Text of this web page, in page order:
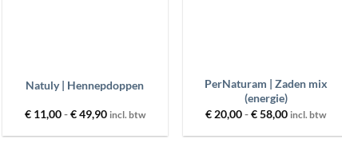
Natuly | Hennepdoppen
€11,00-€49,90Prijsklasse:
tot
incl. btw
PerNaturam | Zaden mix
(energie)
€ 20,00-€58,00Prijsklasse:
tot
incl. btw